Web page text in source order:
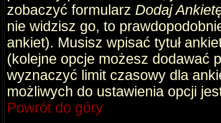
zobaczyć formularz Dodaj
nie widzisz go, to
ankiet). Musisz wpisać tytuł
(kolejne opcje możesz dodawać
wyznaczyć limit czasowy dla
możliwych do ustawienia opcji
Powrót do góry